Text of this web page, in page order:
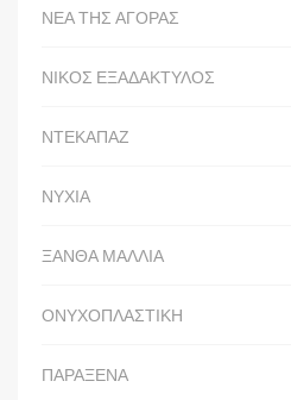
ΝΕΑ ΤΗΣ ΑΓΟΡΑΣ
ΝΙΚΟΣ ΕΞΑΔΑΚΤΥΛΟΣ
ΝΤΕΚΑΠΑΖ
ΝΥΧΙΑ
ΞΑΝΘΑ ΜΑΛΛΙΑ
ΟΝΥΧΟΠΛΑΣΤΙΚΗ
ΠΑΡΑΞΕΝΑ